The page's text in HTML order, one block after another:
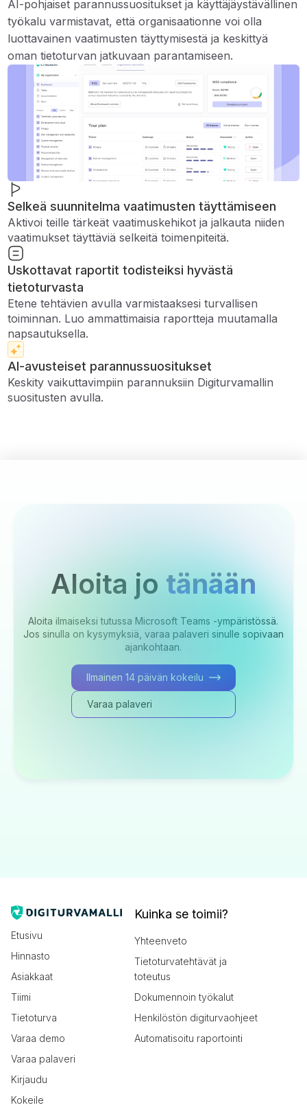
AI-pohjaiset parannussuositukset ja käyttäjäystävällinen
työkalu varmistavat, että organisaationne voi olla
luottavainen vaatimusten täyttymisestä ja keskittyä
oman tietoturvan jatkuvaan parantamiseen.
Selkeä suunnitelma vaatimusten täyttämiseen
Aktivoi teille tärkeät vaatimuskehikot ja jalkauta niiden
vaatimukset täyttäviä selkeitä toimenpiteitä.
Uskottavat raportit todisteiksi hyvästä
tietoturvasta
Etene tehtävien avulla varmistaaksesi turvallisen
toiminnan. Luo ammattimaisia ​​raportteja muutamalla
napsautuksella.
AI-avusteiset parannussuositukset
Keskity vaikuttavimpiin parannuksiin Digiturvamallin
suositusten avulla.
Aloita jo tänään
Aloita ilmaiseksi tutussa Microsoft Teams -ympäristössä.
Jos sinulla on kysymyksiä, varaa palaveri sinulle sopivaan
ajankohtaan.
Ilmainen 14 päivän kokeilu
Varaa palaveri
Etusivu
Hinnasto
Asiakkaat
Tiimi
Tietoturva
Varaa demo
Varaa palaveri
Kirjaudu
Kokeile
Kuinka se toimii?
Yhteenveto
Tietoturvatehtävät ja
toteutus
Dokumennoin työkalut
Henkilöstön digiturvaohjeet
Automatisoitu raportointi